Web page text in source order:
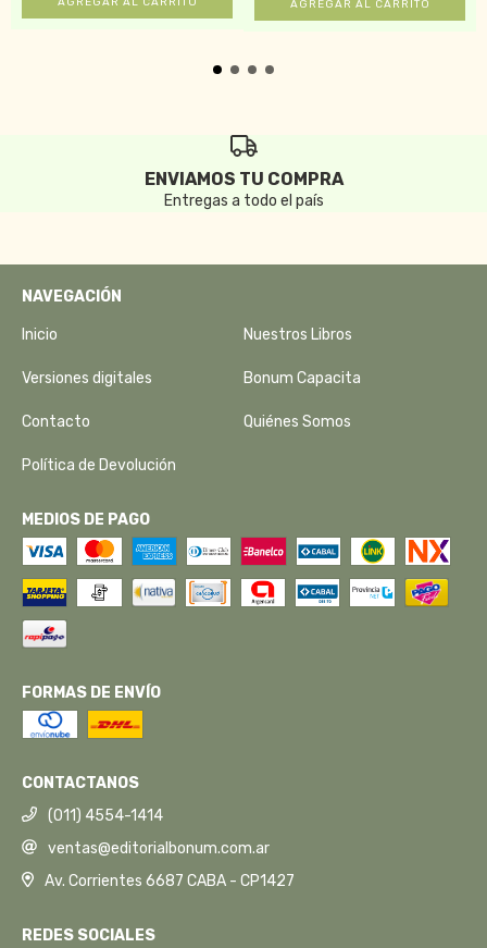
ENVIAMOS TU COMPRA
Entregas a todo el país
NAVEGACIÓN
Inicio Nuestros Libros
Versiones digitales Bonum Capacita
Contacto Quiénes Somos
Política de Devolución
MEDIOS DE PAGO
FORMAS DE ENVÍO
CONTACTANOS
(011) 4554-1414
ventas@editorialbonum.com.ar
Av. Corrientes 6687 CABA - CP1427
REDES SOCIALES